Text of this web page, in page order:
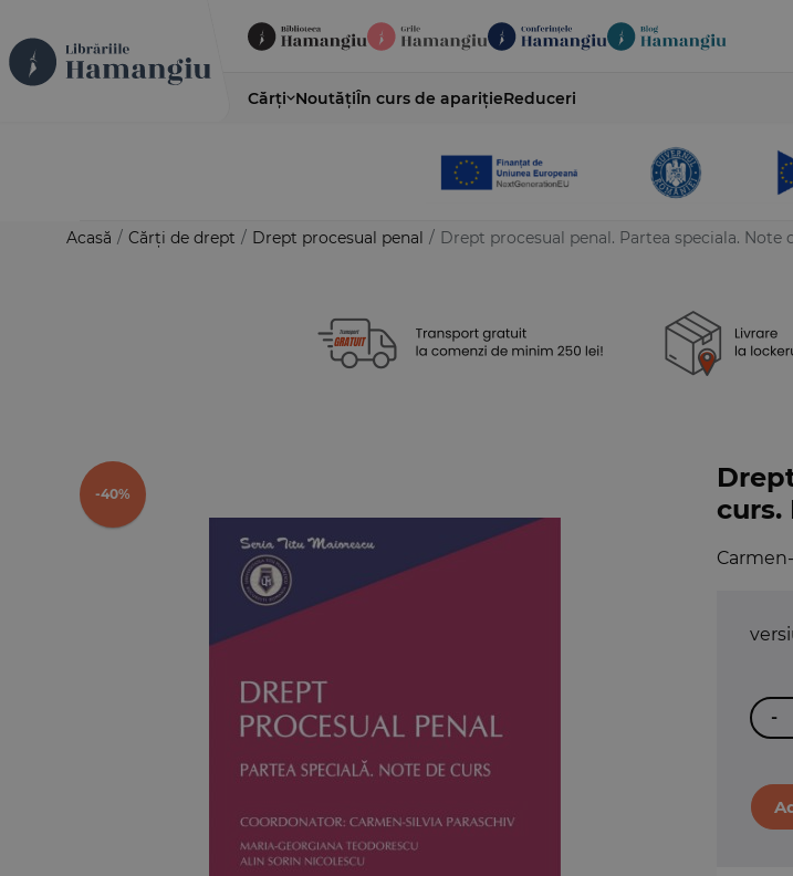
Cărți NoutățiÎn curs de aparițieReduceri
Acasă / Cărți de drept / Drept procesual penal / Drept procesual penal. Partea speciala. Note
-40%
curs.
-